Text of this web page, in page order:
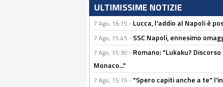
ULTIMISSIME NOTIZIE
7 Ago, 16:15 - Lucca, l'addio al Napoli è
7 Ago, 15:45 - SSC Napoli, ennesimo
7 Ago, 15:30 - Romano: "Lukaku?
Monaco..."
7 Ago, 15:15 - "Spero capiti anche a te"